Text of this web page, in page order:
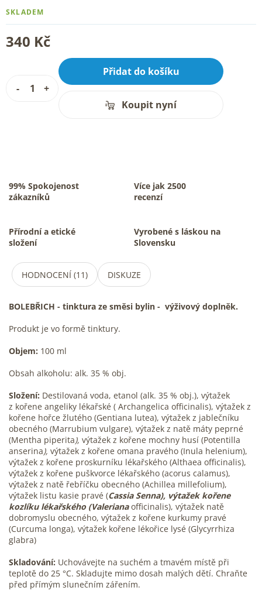
340 Kč
SKLADEM
Přidat do košíku
Koupit nyní
99% Spokojenost
zákazníků
Více jak 2500
recenzí
Přírodní a etické
složení
Vyrobené s láskou na
Slovensku
HODNOCENÍ (11) DISKUZE
BOLEBŘICH - tinktura ze směsi bylin - výživový doplněk.
Produkt je vo formě tinktury.
Objem: 100 ml
Obsah alkoholu: alk. 35 % obj.
Složení: Destilovaná voda, etanol (alk. 35 % obj.), výtažek
z kořene angeliky lékařské ( Archangelica officinalis), výtažek z
kořene hořce žlutého (Gentiana lutea), výtažek z jablečníku
obecného (Marrubium vulgare), výtažek z natě máty peprné
(Mentha piperita), výtažek z kořene mochny husí (Potentilla
anserina), výtažek z kořene omana pravého (Inula helenium),
výtažek z kořene proskurníku lékařského (Althaea officinalis),
výtažek z kořene puškvorce lékařského (acorus calamus),
výtažek z natě řebříčku obecného (Achillea millefolium),
výtažek listu kasie pravé (Cassia Senna), výtažek kořene
kozlíku lékařského (Valerianaofficinalis), výtažek natě
dobromyslu obecného, výtažek z kořene kurkumy pravé
(Curcuma longa), výtažek kořene lékořice lysé (Glycyrrhiza
glabra)
Skladování: Uchovávejte na suchém a tmavém místě při
teplotě do 25 °C. Skladujte mimo dosah malých dětí. Chraňte
před přímým slunečním zářením.